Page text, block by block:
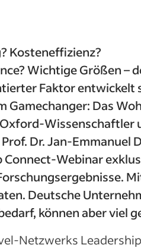
Kosteneffizienz?
Wichtige Größen –
Faktor entwickelt
Gamechanger: Das
Wissenschaftler
Dr. Jan-Emmanuel
Connect-Webinar
Deutsche
können aber viel
Netzwerks